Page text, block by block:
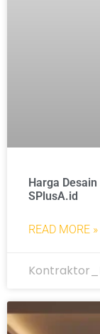
Harga
SPlusA.id
READ MORE »